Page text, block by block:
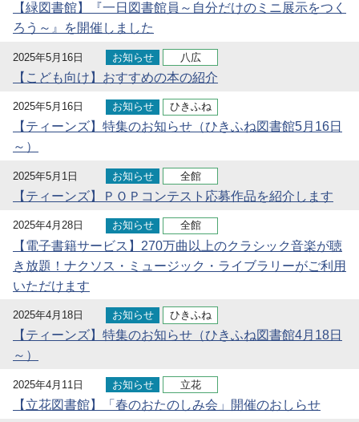
【緑図書館】『一日図書館員～自分だけのミニ展示をつく
ろう～』を開催しました
2025年5月16日 お知らせ 八広
【こども向け】おすすめの本の紹介
2025年5月16日 お知らせ ひきふね
【ティーンズ】特集のお知らせ（ひきふね図書館5月16日
～）
2025年5月1日 お知らせ 全館
【ティーンズ】ＰＯＰコンテスト応募作品を紹介します
2025年4月28日 お知らせ 全館
【電子書籍サービス】270万曲以上のクラシック音楽が聴
き放題！ナクソス・ミュージック・ライブラリーがご利用
いただけます
2025年4月18日 お知らせ ひきふね
【ティーンズ】特集のお知らせ（ひきふね図書館4月18日
～）
2025年4月11日 お知らせ 立花
【立花図書館】「春のおたのしみ会」開催のおしらせ